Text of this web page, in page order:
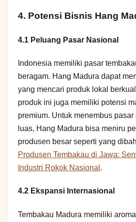
4. Potensi Bisnis Hang
4.1 Peluang Pasar Nasional
Indonesia memiliki pasar
beragam. Hang Madura dapat
yang mencari produk lokal
produk ini juga memiliki potensi
premium. Untuk menembus
luas, Hang Madura bisa meniru
produsen besar seperti yang
Produsen Tembakau di Jawa:
Industri Rokok Nasional .
4.2 Ekspansi Internasional
Tembakau Madura memiliki